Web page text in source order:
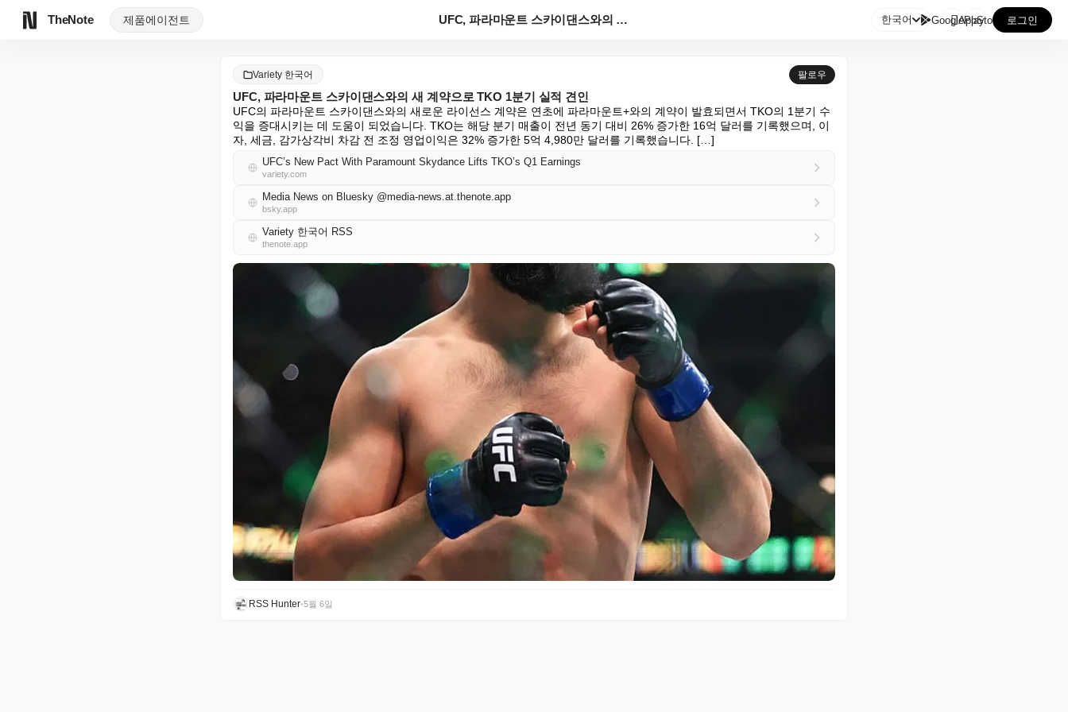
TheNote 제품에이전트 UFC, 파라마운트 스카이댄스와의 새 계약으로 TKO ... 한국어 GooglePlay
AppStore 로그인
Variety 한국어 팔로우
UFC, 파라마운트 스카이댄스와의 새 계약으로 TKO 1분기 실적 견인
UFC의 파라마운트 스카이댄스와의 새로운 라이선스 계약은 연초에 파라마운트+와의 계약이 발효되면서 TKO의 1분기 수
익을 증대시키는 데 도움이 되었습니다. TKO는 해당 분기 매출이 전년 동기 대비 26% 증가한 16억 달러를 기록했으며, 이
자, 세금, 감가상각비 차감 전 조정 영업이익은 32% 증가한 5억 4,980만 달러를 기록했습니다. […]
UFC’s New Pact With Paramount Skydance Lifts TKO’s Q1 Earnings
variety.com
Media News on Bluesky @media-news.at.thenote.app
bsky.app
Variety 한국어 RSS
thenote.app
RSS Hunter•5월 6일